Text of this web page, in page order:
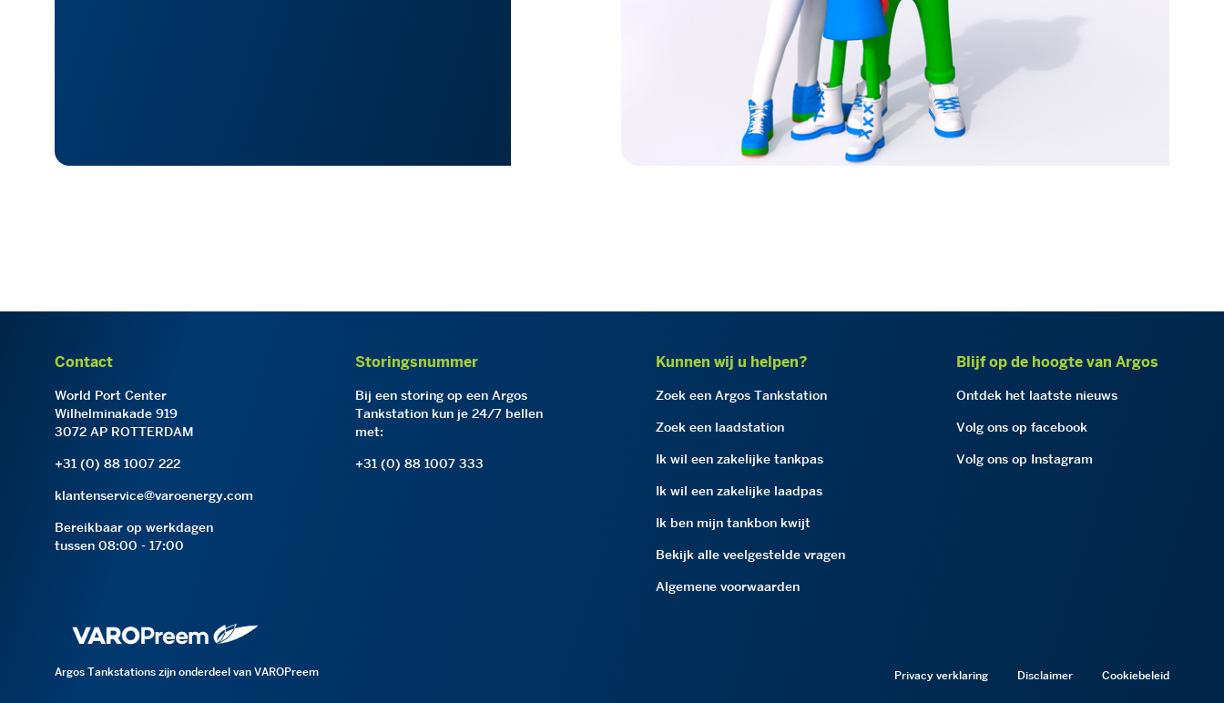
Contact
World Port Center
Wilhelminakade 919
3072 AP ROTTERDAM
+31 (0) 88 1007 222
klantenservice@varoenergy.com
Bereikbaar op werkdagen
tussen 08:00 - 17:00
Storingsnummer
Bij een storing op een Argos
Tankstation kun je 24/7 bellen
met:
+31 (0) 88 1007 333
Kunnen wij u helpen?
Zoek een Argos Tankstation
Zoek een laadstation
Ik wil een zakelijke tankpas
Ik wil een zakelijke laadpas
Ik ben mijn tankbon kwijt
Bekijk alle veelgestelde vragen
Algemene voorwaarden
Blijf op de hoogte van Argos
Ontdek het laatste nieuws
Volg ons op facebook
Volg ons op Instagram
Argos Tankstations zijn onderdeel van VAROPreem Privacy verklaring Disclaimer Cookiebeleid